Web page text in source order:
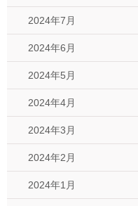
2024年7月
2024年6月
2024年5月
2024年4月
2024年3月
2024年2月
2024年1月